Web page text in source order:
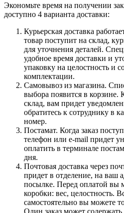
Экономьте время на получении
доступно 4 варианта доставки:
Курьерская доставка
товар поступит на склад,
для уточнения деталей.
удобное время доставки и
упаковку на целостность и
комплектации.
Самовывоз из магазина.
выбора появится в корзине.
склад, вам придет
обратитесь к сотруднику в
номер.
Постамат. Когда заказ
телефон или e-mail придет
оплатить в терминале
дня.
Почтовая доставка через
придет в отделение, на ваш
посылке. Перед оплатой вы
коробки: вес, целостность.
самостоятельно вы можете
Один заказ может